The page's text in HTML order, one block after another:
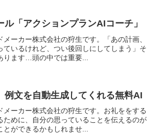
「アクションプランAIコーチ」
ーカー株式会社の狩生です。「あの計画、
いるけれど、つい後回しにしてしまう」そ
ります…頭の中では重要...
例文を自動生成してくれる無料AI
ーカー株式会社の狩生です。お礼ををする
めに、自分の思っていることを伝えるのが
ができるかもしれませ...